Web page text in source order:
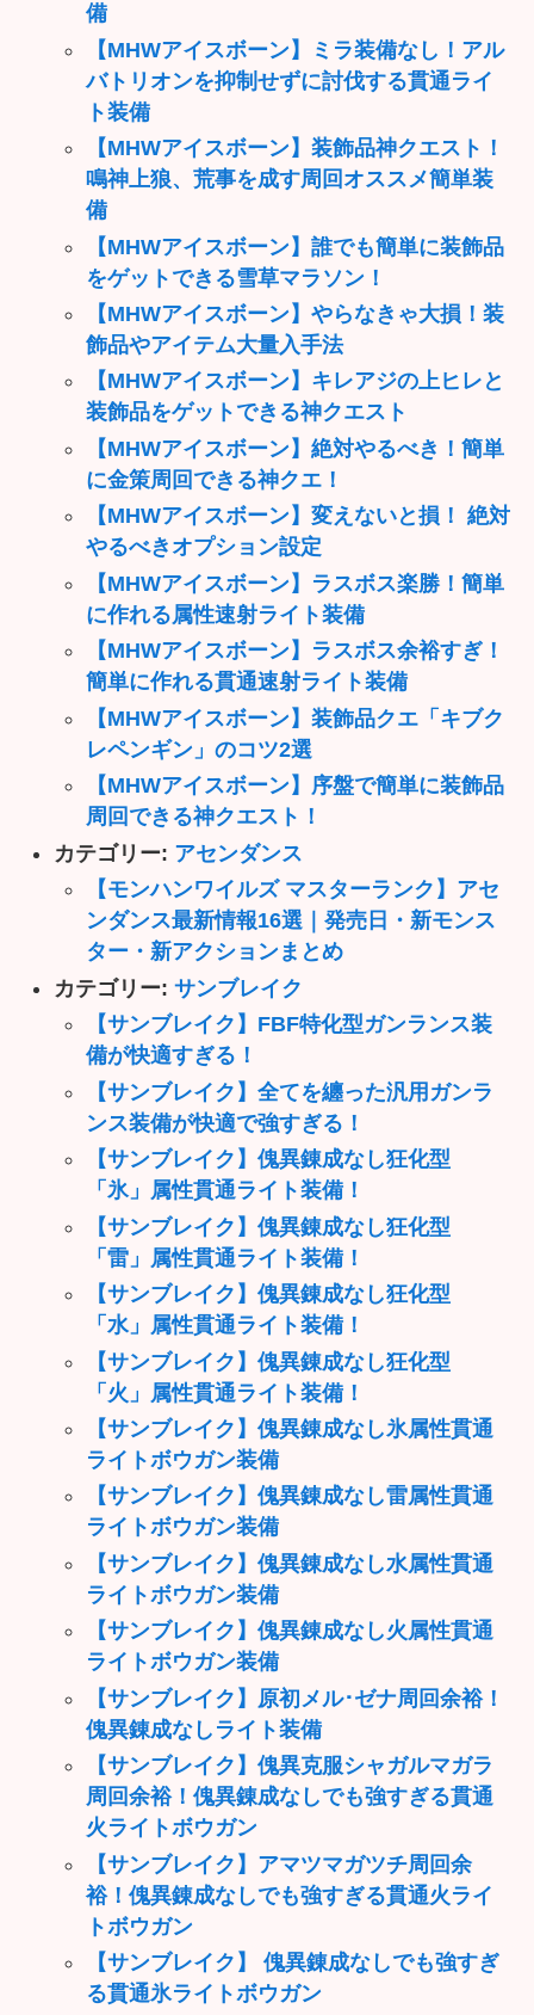
備
【MHWアイスボーン】ミラ装備なし！アル
バトリオンを抑制せずに討伐する貫通ライ
ト装備
【MHWアイスボーン】装飾品神クエスト！
鳴神上狼、荒事を成す周回オススメ簡単装
備
【MHWアイスボーン】誰でも簡単に装飾品
をゲットできる雪草マラソン！
【MHWアイスボーン】やらなきゃ大損！装
飾品やアイテム大量入手法
【MHWアイスボーン】キレアジの上ヒレと
装飾品をゲットできる神クエスト
【MHWアイスボーン】絶対やるべき！簡単
に金策周回できる神クエ！
【MHWアイスボーン】変えないと損！ 絶対
やるべきオプション設定
【MHWアイスボーン】ラスボス楽勝！簡単
に作れる属性速射ライト装備
【MHWアイスボーン】ラスボス余裕すぎ！
簡単に作れる貫通速射ライト装備
【MHWアイスボーン】装飾品クエ「キブク
レペンギン」のコツ2選
【MHWアイスボーン】序盤で簡単に装飾品
周回できる神クエスト！
カテゴリー: アセンダンス
【モンハンワイルズ マスターランク】アセ
ンダンス最新情報16選｜発売日・新モンス
ター・新アクションまとめ
カテゴリー: サンブレイク
【サンブレイク】FBF特化型ガンランス装
備が快適すぎる！
【サンブレイク】全てを纏った汎用ガンラ
ンス装備が快適で強すぎる！
【サンブレイク】傀異錬成なし狂化型
「氷」属性貫通ライト装備！
【サンブレイク】傀異錬成なし狂化型
「雷」属性貫通ライト装備！
【サンブレイク】傀異錬成なし狂化型
「水」属性貫通ライト装備！
【サンブレイク】傀異錬成なし狂化型
「火」属性貫通ライト装備！
【サンブレイク】傀異錬成なし氷属性貫通
ライトボウガン装備
【サンブレイク】傀異錬成なし雷属性貫通
ライトボウガン装備
【サンブレイク】傀異錬成なし水属性貫通
ライトボウガン装備
【サンブレイク】傀異錬成なし火属性貫通
ライトボウガン装備
【サンブレイク】原初メル･ゼナ周回余裕！
傀異錬成なしライト装備
【サンブレイク】傀異克服シャガルマガラ
周回余裕！傀異錬成なしでも強すぎる貫通
火ライトボウガン
【サンブレイク】アマツマガツチ周回余
裕！傀異錬成なしでも強すぎる貫通火ライ
トボウガン
【サンブレイク】 傀異錬成なしでも強すぎ
る貫通氷ライトボウガン